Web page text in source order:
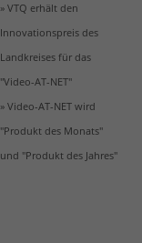
» VTQ erhält den
Innovationspreis des
Landkreises für das
"Video-AT-NET"
» Video-AT-NET wird
"Produkt des Monats"
und "Produkt des Jahres"